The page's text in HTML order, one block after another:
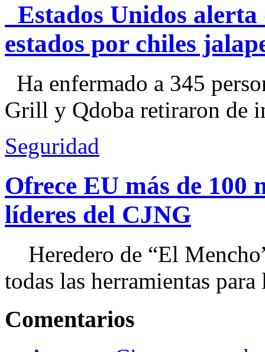
Estados Unidos alerta
estados por chiles
Ha enfermado a 345
Grill y Qdoba retiraron de
Seguridad
Ofrece EU más de 100
líderes del CJNG
Heredero de “El
todas las herramientas
Comentarios